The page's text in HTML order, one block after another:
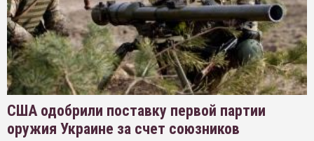
США одобрили поставку первой партии
оружия Украине за счет союзников